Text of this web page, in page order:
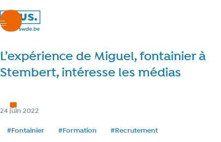
nous.swde
menu
L’expérience de Miguel, fontainier à
Stembert, intéresse les médias
Catégorie
Date de publication
24 juin 2022
Tags
#Fontainier #Formation #Recrutement